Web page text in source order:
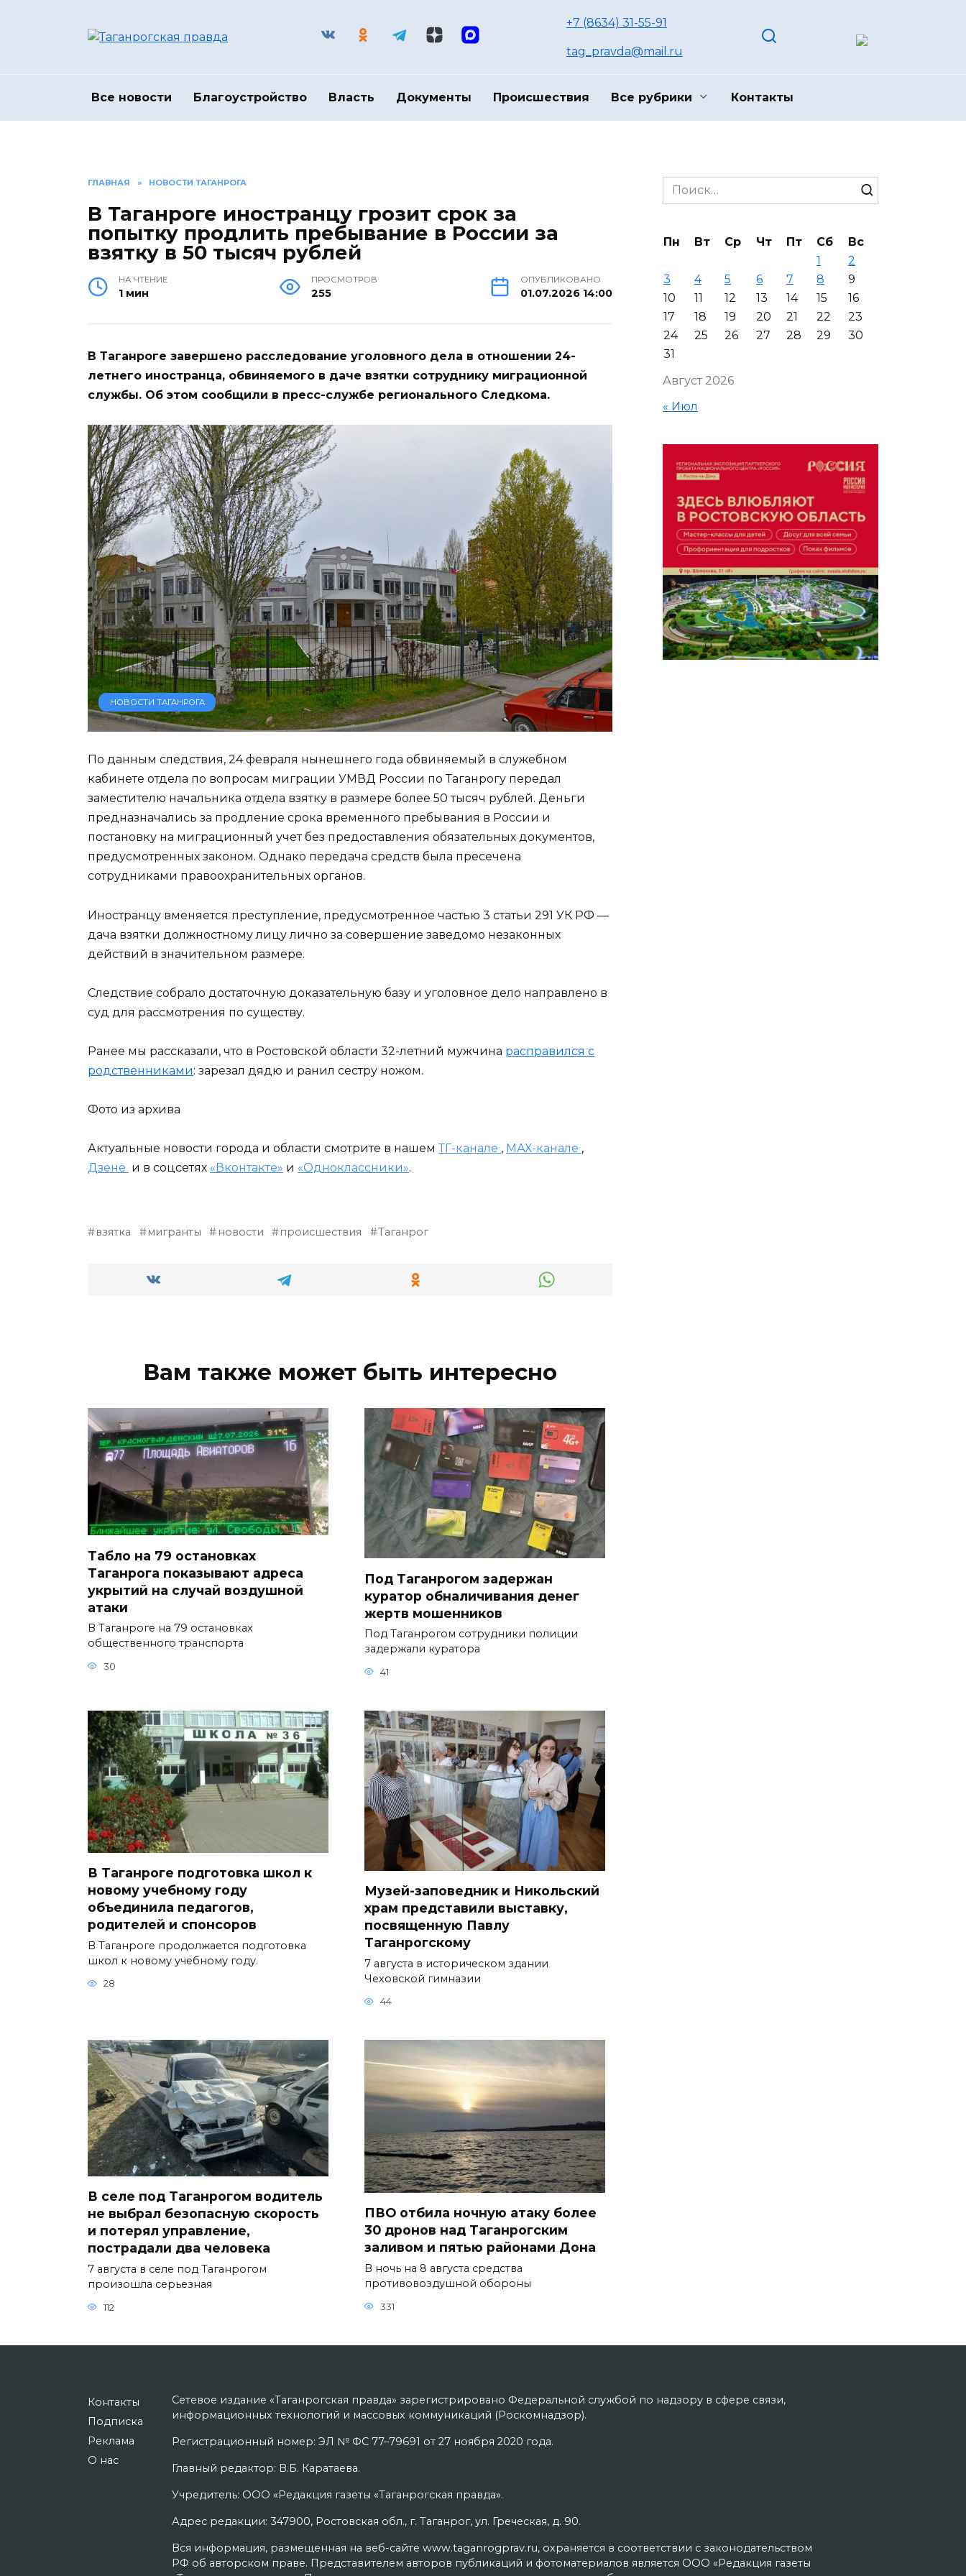
+7 (8634) 31-55-91
tag_pravda@mail.ru
Все новости Благоустройство Власть Документы Происшествия Все рубрики Контакты
ГЛАВНАЯ » НОВОСТИ ТАГАНРОГА
В Таганроге иностранцу грозит срок за
попытку продлить пребывание в России за
взятку в 50 тысяч рублей
НА ЧТЕНИЕ
1 мин
ПРОСМОТРОВ
255
ОПУБЛИКОВАНО
01.07.2026 14:00
В Таганроге завершено расследование уголовного дела в отношении 24-
летнего иностранца, обвиняемого в даче взятки сотруднику миграционной
службы. Об этом сообщили в пресс-службе регионального Следкома.
НОВОСТИ ТАГАНРОГА
По данным следствия, 24 февраля нынешнего года обвиняемый в служебном
кабинете отдела по вопросам миграции УМВД России по Таганрогу передал
заместителю начальника отдела взятку в размере более 50 тысяч рублей. Деньги
предназначались за продление срока временного пребывания в России и
постановку на миграционный учет без предоставления обязательных документов,
предусмотренных законом. Однако передача средств была пресечена
сотрудниками правоохранительных органов.
Иностранцу вменяется преступление, предусмотренное частью 3 статьи 291 УК РФ —
дача взятки должностному лицу лично за совершение заведомо незаконных
действий в значительном размере.
Следствие собрало достаточную доказательную базу и уголовное дело направлено в
суд для рассмотрения по существу.
Ранее мы рассказали, что в Ростовской области 32-летний мужчина расправился с
родственниками: зарезал дядю и ранил сестру ножом.
Фото из архива
Актуальные новости города и области смотрите в нашем ТГ-канале , МАХ-канале ,
Дзене и в соцсетях «Вконтакте» и «Одноклассники».
взятка мигранты новости происшествия Таганрог
Вам также может быть интересно
Табло на 79 остановках
Таганрога показывают адреса
укрытий на случай воздушной
атаки
В Таганроге на 79 остановках
общественного транспорта
30
Под Таганрогом задержан
куратор обналичивания денег
жертв мошенников
Под Таганрогом сотрудники полиции
задержали куратора
41
В Таганроге подготовка школ к
новому учебному году
объединила педагогов,
родителей и спонсоров
В Таганроге продолжается подготовка
школ к новому учебному году.
28
Музей-заповедник и Никольский
храм представили выставку,
посвященную Павлу
Таганрогскому
7 августа в историческом здании
Чеховской гимназии
44
В селе под Таганрогом водитель
не выбрал безопасную скорость
и потерял управление,
пострадали два человека
7 августа в селе под Таганрогом
произошла серьезная
112
ПВО отбила ночную атаку более
30 дронов над Таганрогским
заливом и пятью районами Дона
В ночь на 8 августа средства
противовоздушной обороны
331
Search
for:
Август 2026
Пн Вт Ср Чт Пт Сб
Вс
1
2
3
4 5 6 7 8
9
10
11 12 13 14 15
16
17
18 19 20 21 22
23
24
25 26 27 28 29
30
31
« Июл
Контакты
Подписка
Реклама
О нас
Сетевое издание «Таганрогская правда» зарегистрировано Федеральной службой по надзору в сфере связи,
информационных технологий и массовых коммуникаций (Роскомнадзор).
Регистрационный номер: ЭЛ № ФС 77–79691 от 27 ноября 2020 года.
Главный редактор: В.Б. Каратаева.
Учредитель: ООО «Редакция газеты «Таганрогская правда».
Адрес редакции: 347900, Ростовская обл., г. Таганрог, ул. Греческая, д. 90.
Вся информация, размещенная на веб-сайте www.taganrogprav.ru, охраняется в соответствии с законодательством
РФ об авторском праве. Представителем авторов публикаций и фотоматериалов является ООО «Редакция газеты